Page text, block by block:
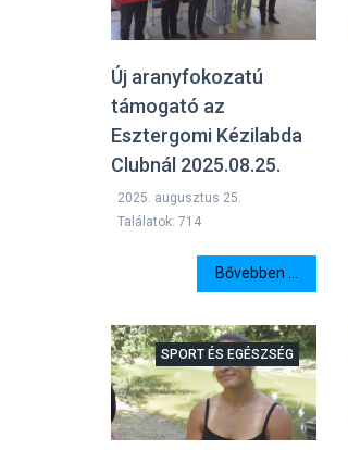
Új aranyfokozatú
támogató az
Esztergomi Kézilabda
Clubnál 2025.08.25.
2025. augusztus 25.
Találatok: 714
Bővebben ...
SPORT ÉS EGÉSZSÉG